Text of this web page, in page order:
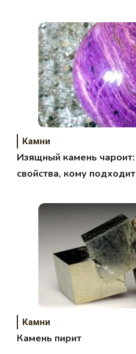
Камни
Изящный камень чароит:
свойства, кому подходит
Камни
Камень пирит